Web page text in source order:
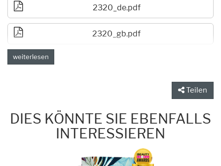
2320_de.pdf
2320_gb.pdf
weiterlesen
Teilen
DIES KÖNNTE SIE EBENFALLS
INTERESSIEREN